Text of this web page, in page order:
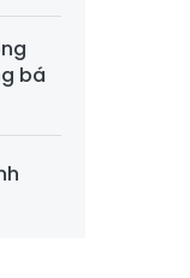
bá